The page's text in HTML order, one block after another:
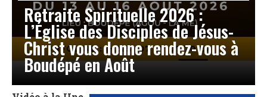
Retraite Spirituelle 2026 :
L’Église des Disciples de Jésus-
Christ vous donne rendez-vous à
Boudépé en Août